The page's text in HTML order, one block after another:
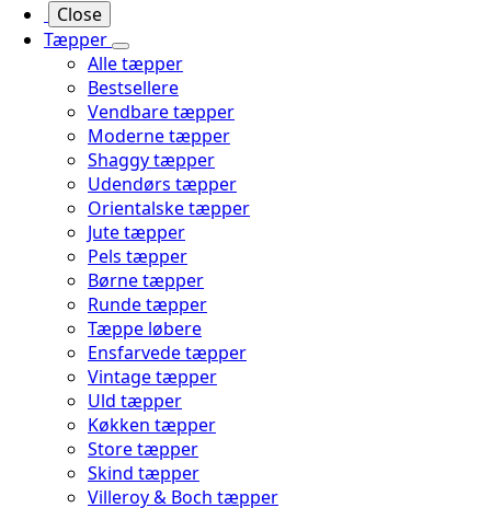
Close
Tæpper
Alle tæpper
Bestsellere
Vendbare tæpper
Moderne tæpper
Shaggy tæpper
Udendørs tæpper
Orientalske tæpper
Jute tæpper
Pels tæpper
Børne tæpper
Runde tæpper
Tæppe løbere
Ensfarvede tæpper
Vintage tæpper
Uld tæpper
Køkken tæpper
Store tæpper
Skind tæpper
Villeroy & Boch tæpper